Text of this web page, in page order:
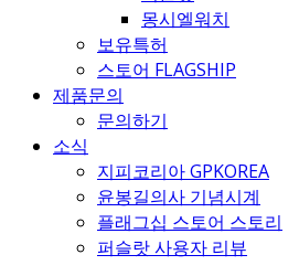
몽시엘워치
보유특허
스토어 FLAGSHIP
제품문의
문의하기
소식
지피코리아 GPKOREA
윤봉길의사 기념시계
플래그십 스토어 스토리
퍼슬랏 사용자 리뷰